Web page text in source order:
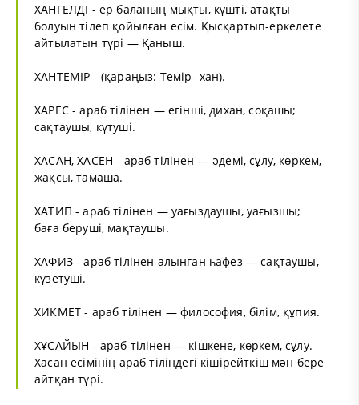
ХАНГЕЛДІ - ер баланың мықты, күшті, атақты
болуын тілеп қойылған есім. Қысқартып-еркелете
айтылатын түрі — Қаныш.
ХАНТЕМІР - (қараңыз: Темір- хан).
ХАРЕС - араб тілінен — егінші, дихан, соқашы;
сақтаушы, күтуші.
ХАСАН, ХАСЕН - араб тілінен — әдемі, сұлу, көркем,
жақсы, тамаша.
ХАТИП - араб тілінен — уағыздаушы, уағызшы;
баға беруші, мақтаушы.
ХАФИЗ - араб тілінен алынған һафез — сақтаушы,
күзетуші.
ХИКМЕТ - араб тілінен — философия, білім, құпия.
ХҰСАЙЫН - араб тілінен — кішкене, көркем, сұлу.
Хасан есімінің араб тіліндегі кішірейткіш мән бере
айтқан түрі.